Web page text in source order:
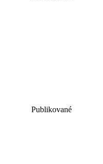
Publikované